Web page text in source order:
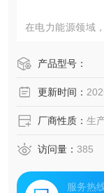
在电力能源领域
剧和运行环境复
案正在引发行业
产品型号：
更新时间：
厂商性质： 生
访问量： 385
服务热